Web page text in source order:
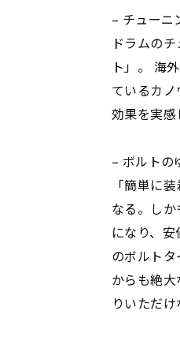
– チューニ
ドラムの
ト」。 海
ているカ
効果を実感
– ボルトの
「簡単に
なる。し
になり、
のボルト
からも絶
りいただけ